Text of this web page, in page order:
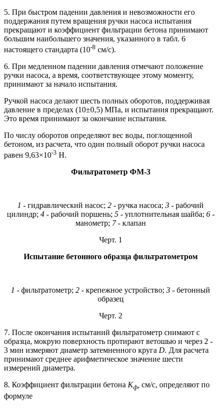
5. При быстром падении давления и невозможности его
поддержания путем вращения ручки насоса испытания
прекращают и коэффициент фильтрации бетона принимают
большим наибольшего значения, указанного в табл. 6
настоящего стандарта (10-8 см/с).
6. При медленном падении давления отмечают положение
ручки насоса, а время, соответствующее этому моменту,
принимают за начало испытания.
Ручкой насоса делают шесть полных оборотов, поддерживая
давление в пределах (10±0,5) МПа, и испытания прекращают.
Это время принимают за окончание испытания.
По числу оборотов определяют вес воды, поглощенной
бетоном, из расчета, что один полный оборот ручки насоса
равен 9,63×10-3 Н.
Фильтратометр ФМ-3
1 - гидравлический насос; 2 - ручка насоса; 3 - рабочий
цилиндр; 4 -рабочий поршень; 5 -уплотнительная шайба; 6 -
манометр; 7- клапан
Черт. 1
Испытание бетонного образца фильтратометром
1 - фильтратометр; 2 - крепежное устройство; 3 - бетонный
образец
Черт. 2
7. После окончания испытаний фильтратометр снимают с
образца, мокрую поверхность протирают ветошью и через 2 -
3 мин измеряют диаметр затемненного круга D. Для расчета
принимают среднее арифметическое значение шести
измерений диаметра.
8. Коэффициент фильтрации бетона Кф, см/с, определяют по
формуле